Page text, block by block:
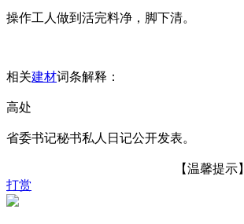
操作工人做到活完料净，脚下清。
相关建材词条解释：
高处
省委书记秘书私人日记公开发表。
【温馨提
打赏